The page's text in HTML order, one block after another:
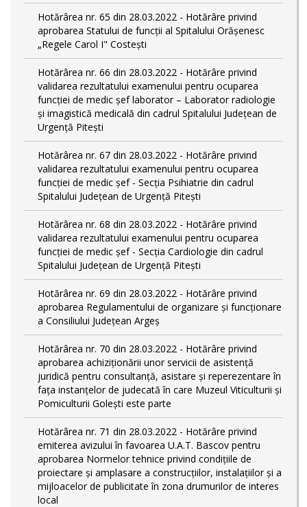
Hotărârea nr. 65 din 28.03.2022 - Hotărâre privind
aprobarea Statului de funcţii al Spitalului Orășenesc
„Regele Carol I" Costești
Hotărârea nr. 66 din 28.03.2022 - Hotărâre privind
validarea rezultatului examenului pentru ocuparea
funcției de medic șef laborator – Laborator radiologie
și imagistică medicală din cadrul Spitalului Județean de
Urgență Pitești
Hotărârea nr. 67 din 28.03.2022 - Hotărâre privind
validarea rezultatului examenului pentru ocuparea
funcției de medic șef - Secția Psihiatrie din cadrul
Spitalului Județean de Urgență Pitești
Hotărârea nr. 68 din 28.03.2022 - Hotărâre privind
validarea rezultatului examenului pentru ocuparea
funcției de medic șef - Secția Cardiologie din cadrul
Spitalului Județean de Urgență Pitești
Hotărârea nr. 69 din 28.03.2022 - Hotărâre privind
aprobarea Regulamentului de organizare și funcționare
a Consiliului Județean Argeș
Hotărârea nr. 70 din 28.03.2022 - Hotărâre privind
aprobarea achiziționării unor servicii de asistență
juridică pentru consultanță, asistare și reperezentare în
fața instanțelor de judecată în care Muzeul Viticulturii și
Pomiculturii Golești este parte
Hotărârea nr. 71 din 28.03.2022 - Hotărâre privind
emiterea avizului în favoarea U.A.T. Bascov pentru
aprobarea Normelor tehnice privind condiţiile de
proiectare şi amplasare a construcţiilor, instalaţiilor şi a
mijloacelor de publicitate în zona drumurilor de interes
local